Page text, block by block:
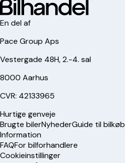
En del af
Pace Group Aps
Vestergade 48H, 2.-4. sal
8000 Aarhus
CVR: 42133965
Hurtige genveje
Brugte bilerNyhederGuide til bilkøb
Information
FAQFor bilforhandlere
Cookieinstillinger